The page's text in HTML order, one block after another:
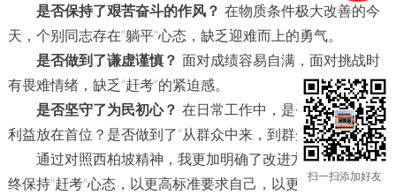
是否保持了艰苦奋斗的作风？ 在物质条件极大改善的今
天，个别同志存在“躺平”心态，缺乏迎难而上的勇气。
是否做到了谦虚谨慎？ 面对成绩容易自满，面对挑战时
有畏难情绪，缺乏“赶考”的紧迫感。
是否坚守了为民初心？ 在日常工作中，是否真正把群众
利益放在首位？是否做到了“从群众中来，到群众中去”？
通过对照西柏坡精神，我更加明确了改进方向：必须始
终保持“赶考”心态，以更高标准要求自己，以更实作风推动工
扫一扫添加好友